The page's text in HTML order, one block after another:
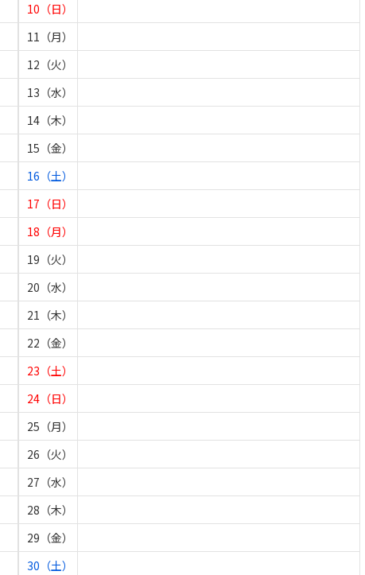
10（日）
11（月）
12（火）
13（水）
14（木）
15（金）
16（土）
17（日）
18（月）
19（火）
20（水）
21（木）
22（金）
23（土）
24（日）
25（月）
26（火）
27（水）
28（木）
29（金）
30（土）